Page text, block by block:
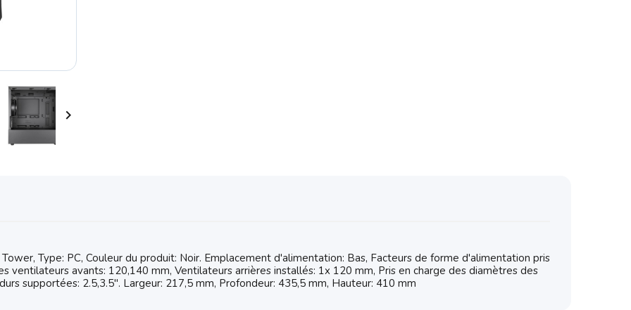

Type: PC, Couleur du produit: Noir. Emplacement d'alimentation: Bas, Facteurs de forme d'alimentation pris
ventilateurs avants: 120,140 mm, Ventilateurs arrières installés: 1x 120 mm, Pris en charge des diamètres des
supportées: 2.5,3.5". Largeur: 217,5 mm, Profondeur: 435,5 mm, Hauteur: 410 mm